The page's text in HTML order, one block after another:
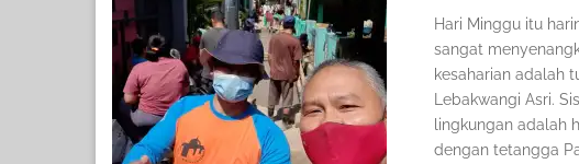
Hari Minggu itu
sangat
kesaharian adalah
Lebakwangi Asri.
lingkungan adalah
dengan tetangga